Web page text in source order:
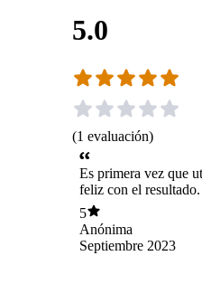
5.0
(1 evaluación)
Es primera vez que
feliz con el
de agendsmiento.
Gracias
5
Anónima
Septiembre 2023